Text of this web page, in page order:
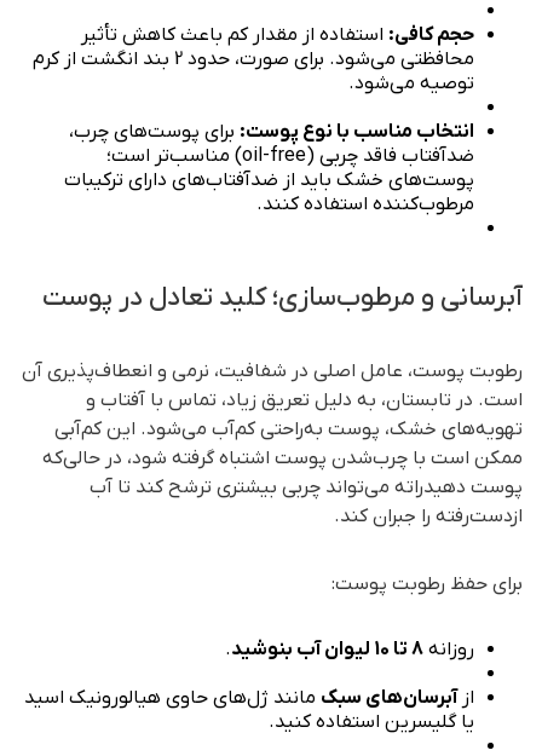
حجم کافی: استفاده از مقدار کم باعث کاهش تأثیر
محافظتی می‌شود. برای صورت، حدود 2 بند انگشت از کرم
توصیه می‌شود.
انتخاب مناسب با نوع پوست: برای پوست‌های چرب،
ضدآفتاب فاقد چربی (oil-free) مناسب‌تر است؛
پوست‌های خشک باید از ضدآفتاب‌های دارای ترکیبات
مرطوب‌کننده استفاده کنند.
آبرسانی و مرطوب‌سازی؛ کلید تعادل در پوست
رطوبت پوست، عامل اصلی در شفافیت، نرمی و انعطاف‌پذیری آن
است. در تابستان، به دلیل تعریق زیاد، تماس با آفتاب و
تهویه‌های خشک، پوست به‌راحتی کم‌آب می‌شود. این کم‌آبی
ممکن است با چرب‌شدن پوست اشتباه گرفته شود، در حالی‌که
پوست دهیدراته می‌تواند چربی بیشتری ترشح کند تا آب
ازدست‌رفته را جبران کند.
برای حفظ رطوبت پوست:
روزانه 8 تا 10 لیوان آب بنوشید
.
ازآبرسان‌های سبک مانند ژل‌های حاوی هیالورونیک اسید
یا گلیسرین استفاده کنید.